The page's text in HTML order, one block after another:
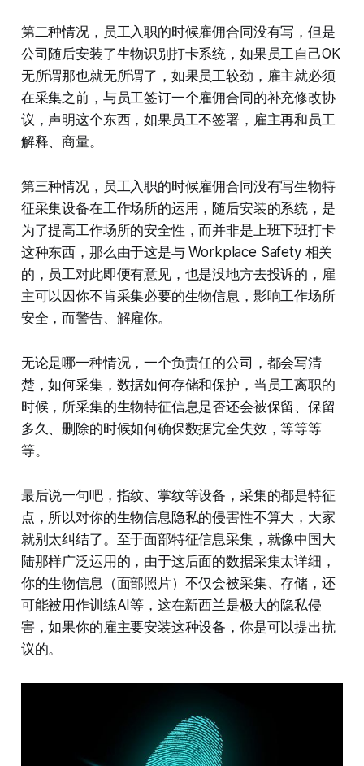
第二种情况，员工入职的时候雇佣合同没有写，但是
公司随后安装了生物识别打卡系统，如果员工自己OK
无所谓那也就无所谓了，如果员工较劲，雇主就必须
在采集之前，与员工签订一个雇佣合同的补充修改协
议，声明这个东西，如果员工不签署，雇主再和员工
解释、商量。
第三种情况，员工入职的时候雇佣合同没有写生物特
征采集设备在工作场所的运用，随后安装的系统，是
为了提高工作场所的安全性，而并非是上班下班打卡
这种东西，那么由于这是与 Workplace Safety 相关
的，员工对此即便有意见，也是没地方去投诉的，雇
主可以因你不肯采集必要的生物信息，影响工作场所
安全，而警告、解雇你。
无论是哪一种情况，一个负责任的公司，都会写清
楚，如何采集，数据如何存储和保护，当员工离职的
时候，所采集的生物特征信息是否还会被保留、保留
多久、删除的时候如何确保数据完全失效，等等等
等。
最后说一句吧，指纹、掌纹等设备，采集的都是特征
点，所以对你的生物信息隐私的侵害性不算大，大家
就别太纠结了。至于面部特征信息采集，就像中国大
陆那样广泛运用的，由于这后面的数据采集太详细，
你的生物信息（面部照片）不仅会被采集、存储，还
可能被用作训练AI等，这在新西兰是极大的隐私侵
害，如果你的雇主要安装这种设备，你是可以提出抗
议的。